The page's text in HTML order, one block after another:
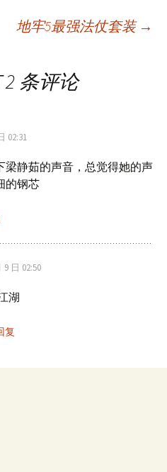
地牢5最强法仗套装 →
2 条评论
02:31
梁静茹的声音，总觉得她的声
的钢芯
9 日 02:50
湖
复